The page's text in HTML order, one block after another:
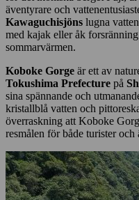
äventyrare och
Kawaguchisjöns lugna
med kajak eller åk
sommarvärmen.
Koboke Gorge är ett av
Tokushima Prefecture på
sina spännande och
kristallblå vatten och
överraskning att Koboke
resmålen för både turister och